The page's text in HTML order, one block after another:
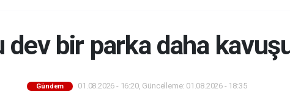
dev bir parka daha
Gündem 01.08.2026 - 16:20, Güncelleme: 01.08.2026 - 18:35